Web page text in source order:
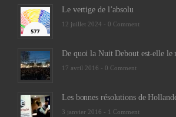
Le vertige de l’absolu
12 juillet 2024 - 0 Comment
De quoi la Nuit Debout est-elle le
17 avril 2016 - 0 Comment
Les bonnes résolutions de
3 janvier 2016 - 1 Comment